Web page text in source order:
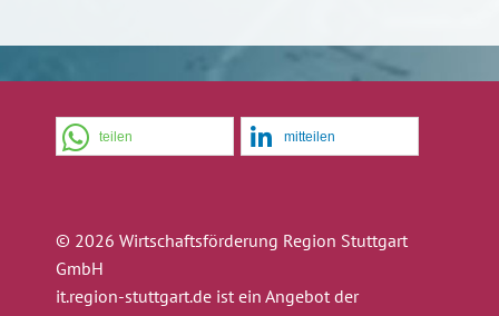
teilen mitteilen
© 2026 Wirtschaftsförderung Region Stuttgart
GmbH
it.region-stuttgart.de ist ein Angebot der